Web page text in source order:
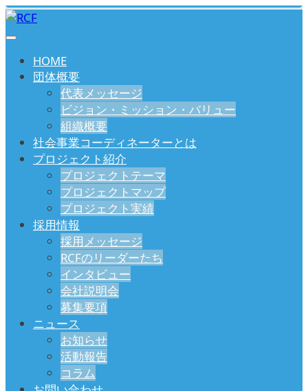
HOME
団体概要
代表メッセージ
ビジョン・ミッション・バリュー
組織概要
社会事業コーディネーターとは
プロジェクト紹介
プロジェクトテーマ
プロジェクトマップ
プロジェクト実績
採用情報
採用メッセージ
RCFのリーダーたち
インタビュー
会社説明会
募集要項
ニュース
お知らせ
活動報告
コラム